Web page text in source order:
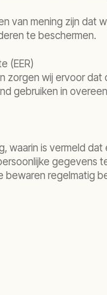
van mening zijn
te beschermen.
(EER)
zorgen wij ervoor
gebruiken in
is vermeld
gegevens
regelmatig